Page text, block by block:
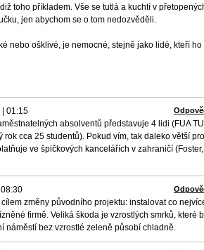
toho příkladem. Vše se tutlá a kuchtí v
jen abychom se o tom nedozvěděli.
nebo ošklivé, je nemocné, stejně jako lidé, kteří ho
01:15
absolventů představuje 4 lidi (FUA TU
rok cca 25 studentů). Pokud vím, tak daleko větší
ve špičkových kancelářích v zahraničí (Foster,
08:30
změny původního projektu: instalovat co
firmě. Veliká škoda je vzrostlých smrků, které
náměstí bez vzrostlé zeleně působí chladně.